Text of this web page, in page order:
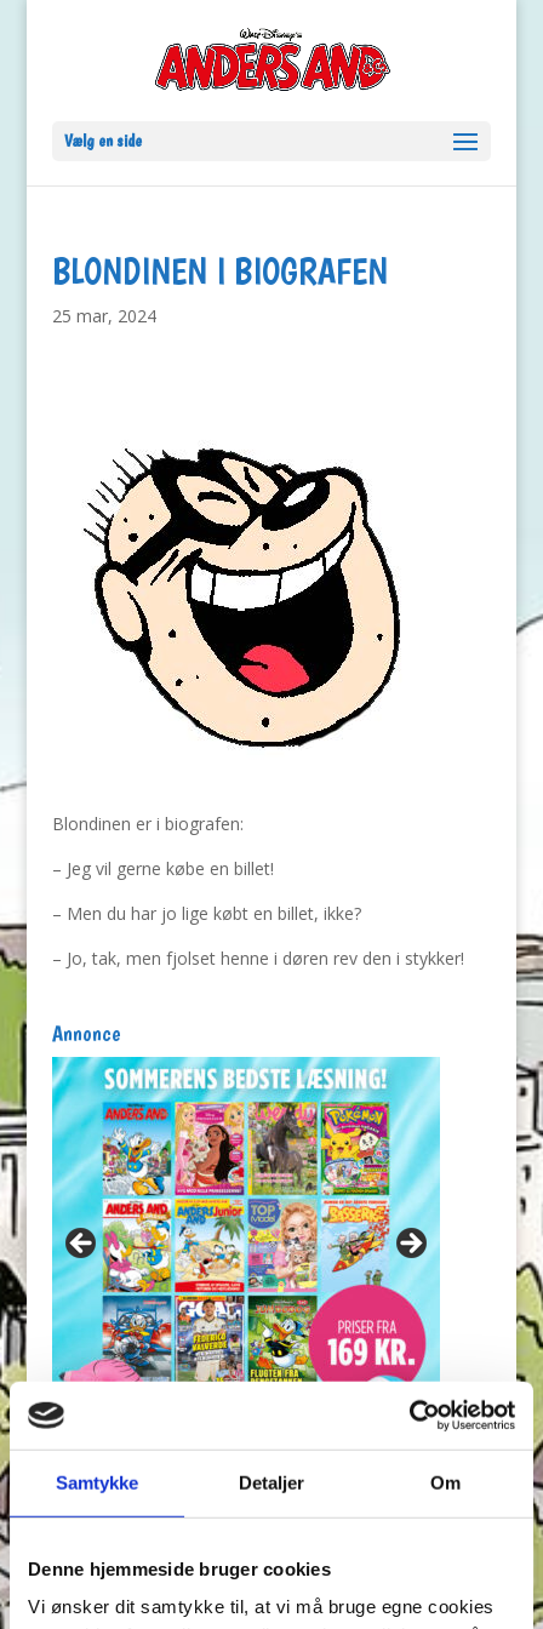
Samtykke Detaljer Om
Denne hjemmeside bruger cookies
Vi ønsker dit samtykke til, at vi må bruge egne cookies
Vælg en side
BLONDINEN I BIOGRAFEN
25 mar, 2024
Blondinen er i biografen:
– Jeg vil gerne købe en billet!
– Men du har jo lige købt en billet, ikke?
– Jo, tak, men fjolset henne i døren rev den i stykker!
Annonce
Seneste indlæg
opmærksomhed i Anders And!
Konkurrence: Opfinderkonkurrence